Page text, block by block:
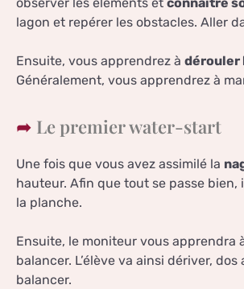
lagon et repérer les obstacles. Aller
Ensuite, vous apprendrez à dérouler
Généralement, vous apprendrez à
Le premier water-start
Une fois que vous avez assimilé la
hauteur. Afin que tout se passe
la planche.
Ensuite, le moniteur vous apprendra
balancer. L’élève va ainsi dériver,
balancer.